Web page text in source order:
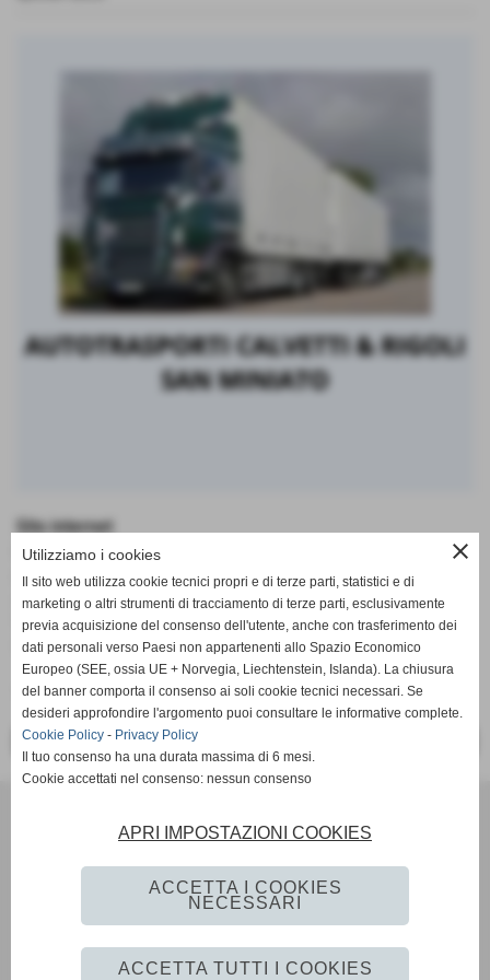
Sito internet
http://www.prontoimprese.it/toscana/pisa/san-
miniato/autotrasporti|2472443.html
Autotrasporti
V. Vecchia Del Mulino, 7
56027 San Miniato
Tel.: 057149489
<< PRECEDENTE
Via Martiri del Padule 8 - Fucecchio (Firenze)
Privacy Policy-Cookie Policy
close
Utilizziamo i cookies
Il sito web utilizza cookie tecnici propri e di terze parti, statistici e di
marketing o altri strumenti di tracciamento di terze parti, esclusivamente
previa acquisizione del consenso dell'utente, anche con trasferimento dei
dati personali verso Paesi non appartenenti allo Spazio Economico
Europeo (SEE, ossia UE + Norvegia, Liechtenstein, Islanda). La chiusura
del banner comporta il consenso ai soli cookie tecnici necessari. Se
desideri approfondire l'argomento puoi consultare le informative complete.
Cookie Policy - Privacy Policy
Il tuo consenso ha una durata massima di 6 mesi.
Cookie accettati nel consenso: nessun consenso
APRI IMPOSTAZIONI COOKIES
ACCETTA I COOKIES
NECESSARI
ACCETTA TUTTI I COOKIES